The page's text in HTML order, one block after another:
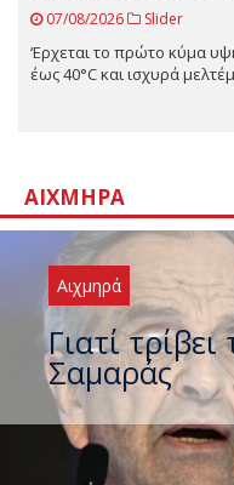
07/08/2026 Slider
‘Ερχεται το πρώτο κύμα
έως 40°C και ισχυρά
ΑΙΧΜΗΡΆ
Αιχμηρά